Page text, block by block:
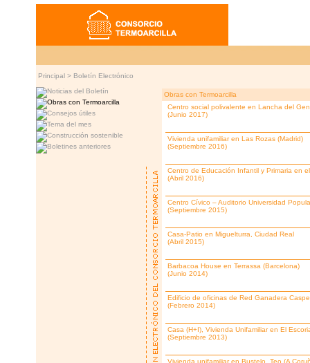
Principal > Boletín Electrónico
Obras con Termoarcilla
Centro social polivalente en Lancha del
(Junio 2017)
Vivienda unifamiliar en Las Rozas (Madrid)
(Septiembre 2016)
Centro de Educación Infantil y Primaria en
(Abril 2016)
Centro Cívico – Auditorio Universidad
(Septiembre 2015)
Casa-Patio en Miguelturra, Ciudad Real
(Abril 2015)
Barbacoa House en Terrassa (Barcelona)
(Junio 2014)
Edificio de oficinas de Red Ganadera
(Febrero 2014)
Casa (H+I), Vivienda Unifamiliar en El
(Septiembre 2013)
Vivienda unifamiliar en Bustelo, Teo (A